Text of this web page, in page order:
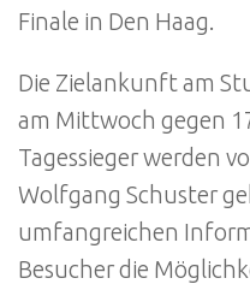
Finale in Den Haag.
Die Zielankunft am
am Mittwoch gegen
Tagessieger werden
Wolfgang Schuster
umfangreichen
Besucher die